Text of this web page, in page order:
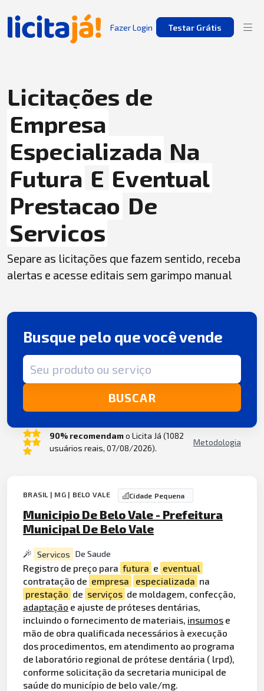
Fazer Login Testar Grátis
Licitações de
Empresa
Especializada Na
Futura E Eventual
Prestacao De
Servicos
Separe as licitações que fazem sentido, receba
alertas e acesse editais sem garimpo manual
Busque pelo que você vende
Termo de busca
BUSCAR
90% recomendamo Licita Já (1082
usuários reais, 07/08/2026).
Metodologia
BRASIL | MG | BELO VALE Cidade Pequena
Municipio De Belo Vale - Prefeitura
Municipal De Belo Vale
Servicos De Saude
Registro de preço para futura e eventual
contratação de empresa especializada na
prestação de serviços de moldagem, confecção,
adaptação e ajuste de próteses dentárias,
incluindo o fornecimento de materiais, insumos e
mão de obra qualificada necessários à execução
dos procedimentos, em atendimento ao programa
de laboratório regional de prótese dentária ( lrpd),
conforme solicitação da secretaria municipal de
saúde do município de belo vale/mg.